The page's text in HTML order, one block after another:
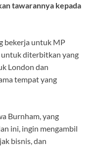
tawarannya kepada
bekerja untuk MP
diterbitkan yang
London dan
tempat yang
Burnham, yang
ini, ingin mengambil
bisnis, dan